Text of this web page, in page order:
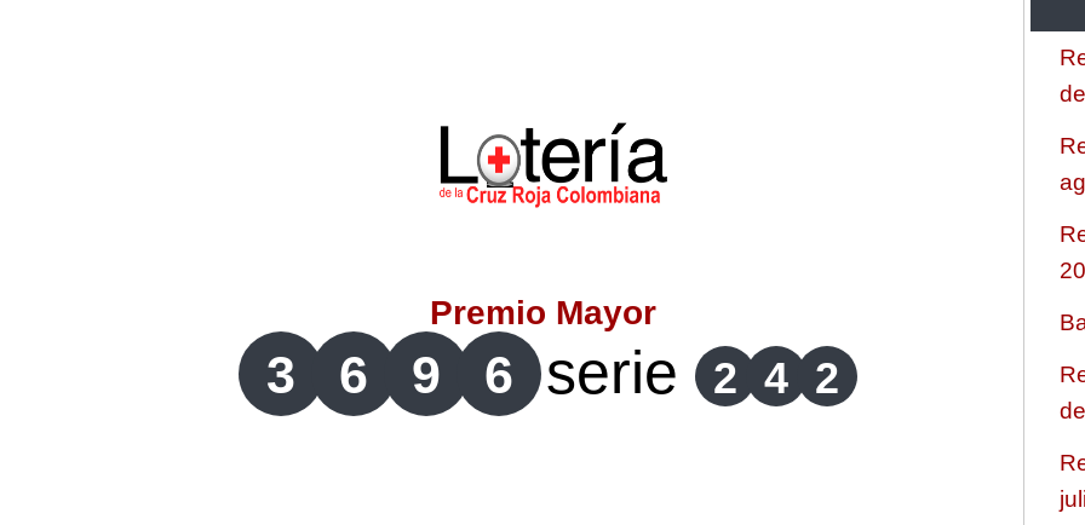
Lotería de Risaralda
Premio Mayor
3 6 9 6 serie 2 4 2